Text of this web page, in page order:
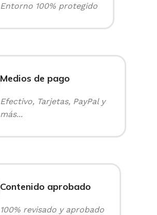
Entorno 100% protegido
Medios de pago
Efectivo, Tarjetas, PayPal y
más...
Contenido aprobado
100% revisado y aprobado